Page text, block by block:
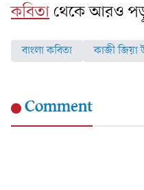
কবিতাথেকে আরও
বাংলা কবিতা কাজী জিয়া
Comment